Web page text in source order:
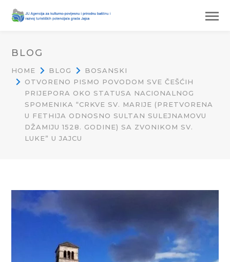
BLOG
HOME BLOG
BOSANSKI
OTVORENO PISMO POVODOM SVE ČEŠĆIH
PRIJEPORA OKO STATUSA NACIONALNOG
SPOMENIKA “CRKVE SV. MARIJE (PRETVORENA
U FETHIJA ODNOSNO SULTAN SULEJNAMOVU
DŽAMIJU 1528. GODINE) SA ZVONIKOM SV.
LUKE” U JAJCU